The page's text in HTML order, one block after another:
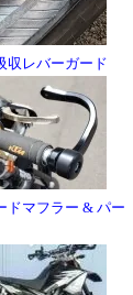
収レバーガード
ドマフラー & パー